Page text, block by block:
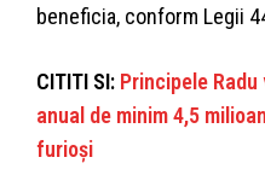
beneficia, conform Legii
CITITI SI: Principele
anual de minim 4,5
furioşi